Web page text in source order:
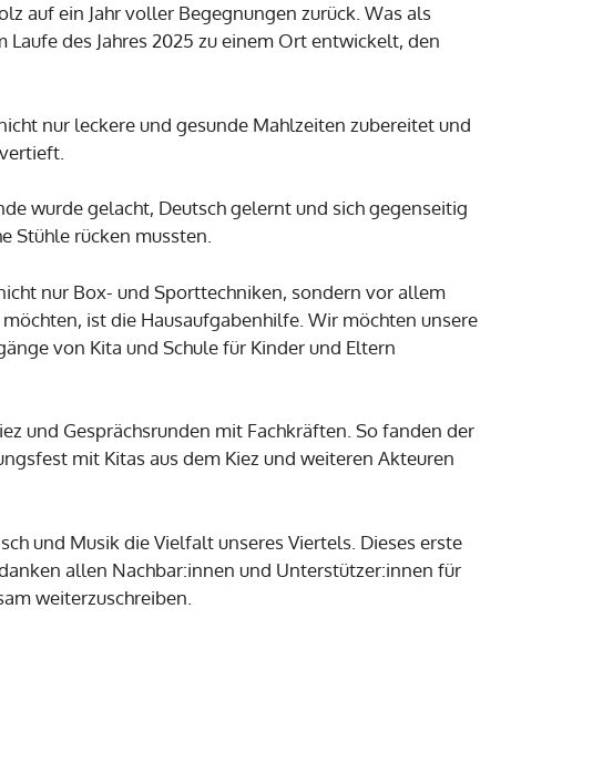
auf ein Jahr voller Begegnungen zurück. Was als
des Jahres 2025 zu einem Ort entwickelt, den
nur leckere und gesunde Mahlzeiten zubereitet und
wurde gelacht, Deutsch gelernt und sich gegenseitig
Stühle rücken mussten.
nur Box- und Sporttechniken, sondern vor allem
ist die Hausaufgabenhilfe. Wir möchten unsere
von Kita und Schule für Kinder und Eltern
und Gesprächsrunden mit Fachkräften. So fanden der
mit Kitas aus dem Kiez und weiteren Akteuren
und Musik die Vielfalt unseres Viertels. Dieses erste
allen Nachbar:innen und Unterstützer:innen für
weiterzuschreiben.